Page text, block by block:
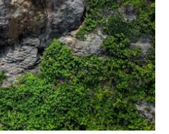
Keindahan Alam dan
Satwa
16, 2024